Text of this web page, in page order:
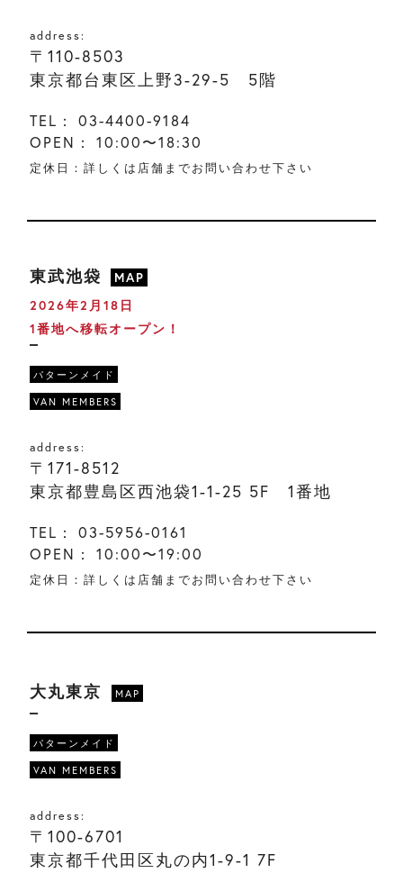
address:
〒110-8503
東京都台東区上野3-29-5 5階
TEL：
03-4400-9184
OPEN：
10:00〜18:30
定休日：詳しくは店舗までお問い合わせ下さい
東武池袋
MAP
2026年2月18日
1番地へ移転オープン！
パターンメイド
VAN MEMBERS
address:
〒171-8512
東京都豊島区西池袋1-1-25 5F 1番地
TEL：
03-5956-0161
OPEN：
10:00〜19:00
定休日：詳しくは店舗までお問い合わせ下さい
大丸東京 MAP
パターンメイド
VAN MEMBERS
address:
〒100-6701
東京都千代田区丸の内1-9-1 7F